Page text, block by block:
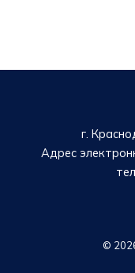
г.
Адрес
©